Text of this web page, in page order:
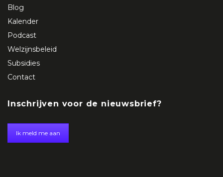
Blog
Kalender
Podcast
Welzijnsbeleid
Subsidies
Contact
Inschrijven voor de nieuwsbrief?
Ik meld me aan